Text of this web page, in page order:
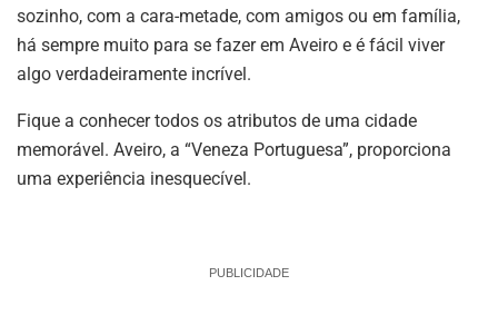
sozinho, com a cara-metade, com amigos ou em família,
há sempre muito para se fazer em Aveiro e é fácil viver
algo verdadeiramente incrível.
Fique a conhecer todos os atributos de uma cidade
memorável. Aveiro, a “Veneza Portuguesa”, proporciona
uma experiência inesquecível.
PUBLICIDADE